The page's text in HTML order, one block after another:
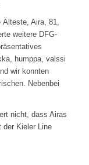
Älteste, Aira, 81,
weitere DFG-
humppa, valssi
wir konnten
Nebenbei
nicht, dass Airas
der Kieler Line